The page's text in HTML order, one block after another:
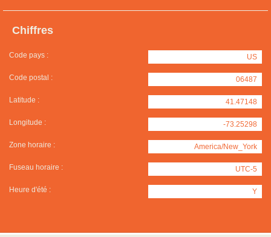
Chiffres
Code pays : US
Code postal : 06487
Latitude : 41.47148
Longitude : -73.25298
Zone horaire : America/New_York
Fuseau horaire : UTC-5
Heure d'été : Y